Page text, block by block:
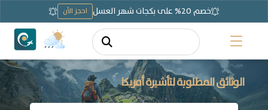
خصم 20% على بكجات شهر العسل احجز الآن
الوثائق المطلوبة لتأشيرة أمريكا